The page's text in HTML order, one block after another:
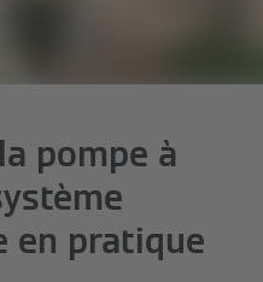
pompe à
en pratique